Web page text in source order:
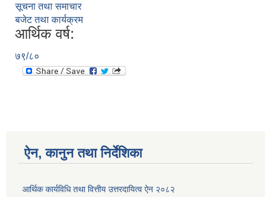
सूचना तथा समाचार
बजेट तथा कार्यक्रम
आर्थिक वर्ष:
७९/८०
ऐन, कानुन तथा निर्देशिका
आर्थिक कार्यविधि तथा वित्तीय उत्तरदायित्व ऐन २०८२